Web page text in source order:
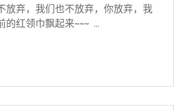
放弃，我们也不放弃，你放弃，我
的红领巾飘起来~~~ …